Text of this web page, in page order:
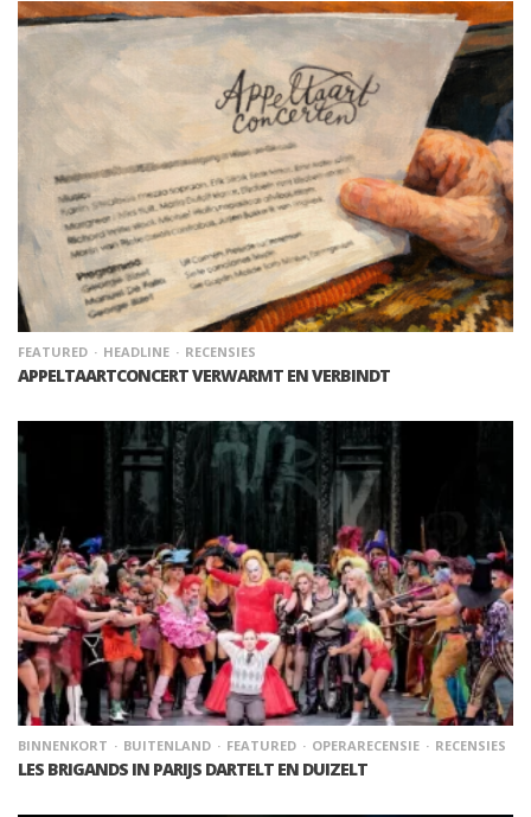
FEATURED HEADLINE RECENSIES
APPELTAARTCONCERT VERWARMT EN VERBINDT
BINNENKORT BUITENLAND FEATURED OPERARECENSIE RECENSIES
LES BRIGANDS IN PARIJS DARTELT EN DUIZELT